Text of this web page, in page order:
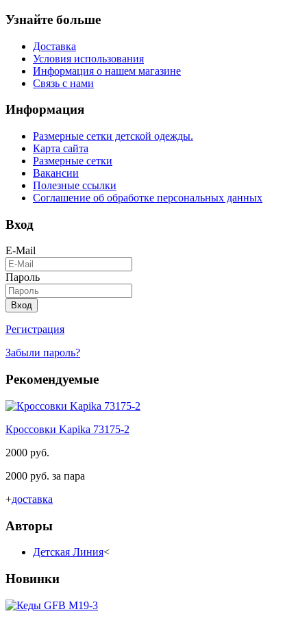
Узнайте больше
Доставка
Условия использования
Информация о нашем магазине
Связь с нами
Информация
Размерные сетки детской одежды.
Карта сайта
Размерные сетки
Вакансии
Полезные ссылки
Соглашение об обработке персональных данных
Вход
E-Mail
Пароль
Вход
Регистрация
Забыли пароль?
Рекомендуемые
Кроссовки Kapika 73175-2
2000 руб.
2000 руб. за пара
+доставка
Авторы
Детская Линия<
Новинки